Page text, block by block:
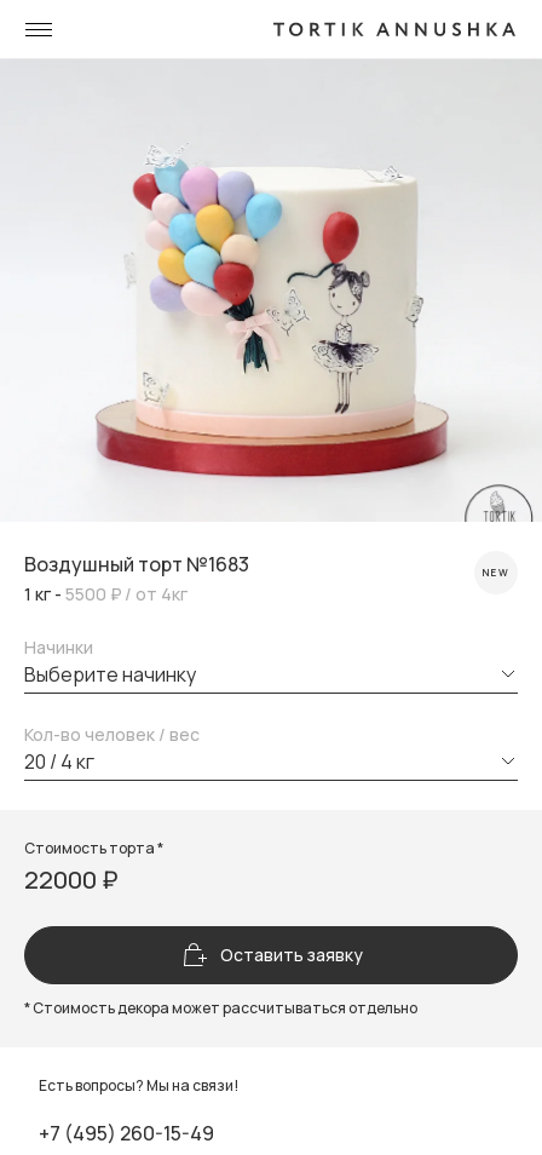
Воздушный торт №1683
1 кг - 5500 ₽ / от 4кг
NEW
Начинки
выберите начинку
Кол-во человек / вес
20 / 4 кг
Стоимость торта *
22000 ₽
Оставить заявку
* Стоимость декора может рассчитываться отдельно
Есть вопросы? Мы на связи!
+7 (495) 260-15-49